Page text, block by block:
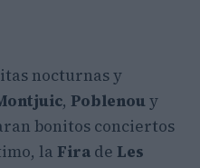
nocturnas y
, Poblenouy
bonitos conciertos
la Fira de Les